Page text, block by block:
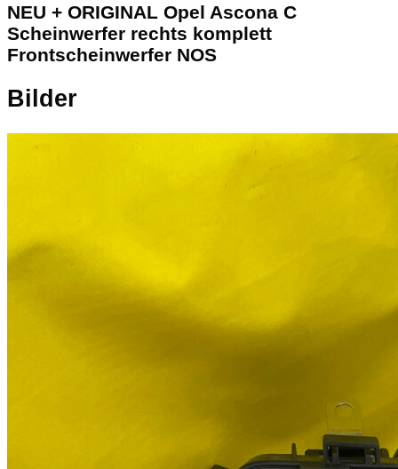
NEU + ORIGINAL Opel Ascona C
Scheinwerfer rechts komplett
Frontscheinwerfer NOS
Bilder